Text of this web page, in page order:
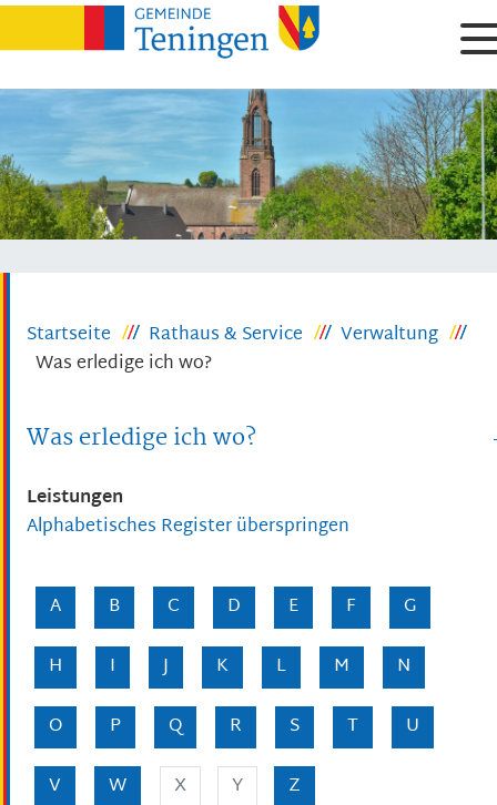
Startseite Rathaus & Service
Verwaltung
Was erledige ich wo?
Was erledige ich wo?
Leistungen
Alphabetisches Register überspringen
A B C D E F
G
H
I J K L M
N
O
P Q R S T
U
V
W X Y Z